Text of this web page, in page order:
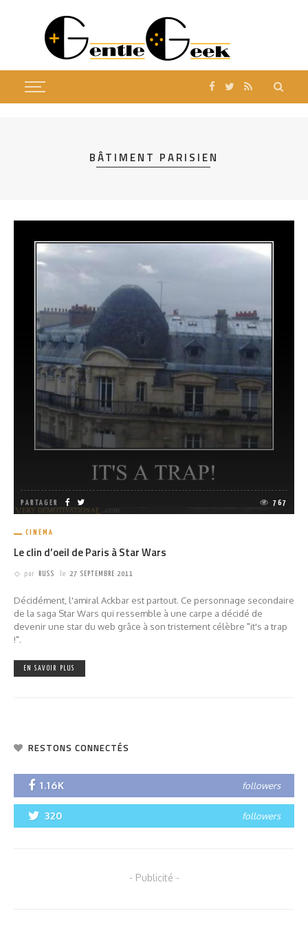
BÂTIMENT PARISIEN
PARTAGER 767
CINÉMA
Le clin d’oeil de Paris à Star Wars
par RUSS le 27 SEPTEMBRE 2011
Décidément, l'amiral Ackbar est partout. Ce personnage secondaire
de la saga Star Wars qui ressemble à une carpe a décidé de
devenir une star du web grâce à son tristement célèbre "it's a trap
!".
EN SAVOIR PLUS
RESTONS CONNECTÉS
1.16K followers
320 followers
- Publicité -